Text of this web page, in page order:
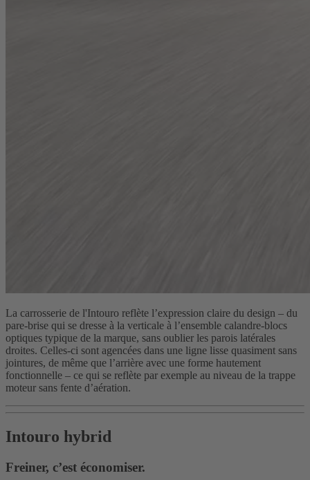
La carrosserie de l'Intouro reflète l’expression claire du design – du
pare-brise qui se dresse à la verticale à l’ensemble calandre-blocs
optiques typique de la marque, sans oublier les parois latérales
droites. Celles-ci sont agencées dans une ligne lisse quasiment sans
jointures, de même que l’arrière avec une forme hautement
fonctionnelle – ce qui se reflète par exemple au niveau de la trappe
moteur sans fente d’aération.
Intouro hybrid
Freiner, c’est économiser.